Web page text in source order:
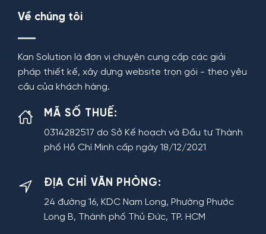
Về chúng tôi
Kan Solution là đơn vị chuyên cung cấp các giải
pháp thiết kế, xây dựng website trọn gói - theo yêu
cầu của khách hàng.
MÃ SỐ THUẾ:
0314282517 do Sở Kế hoạch và Đầu tư Thành
phố Hồ Chí Minh cấp ngày 18/12/2021
ĐỊA CHỈ VĂN PHÒNG:
24 đường 16, KDC Nam Long, Phường Phước
Long B, Thành phố Thủ Đức, TP. HCM